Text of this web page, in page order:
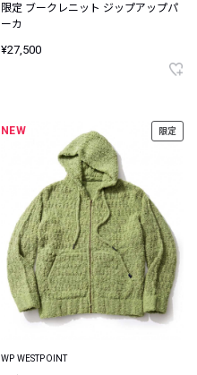
限定 ブークレニット ジップアップパ
ーカ
¥27,500
NEW 限定
WP WESTPOINT